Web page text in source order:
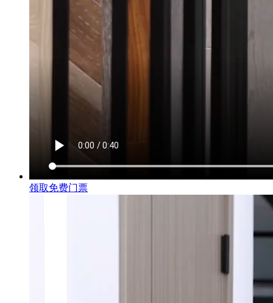
领取免费门票